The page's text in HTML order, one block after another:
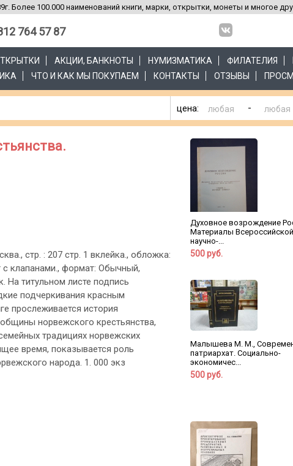
Более 100.000 наименований книги, марки, открытки, монеты и многое
764 57 87
АКЦИИ, БАНКНОТЫ НУМИЗМАТИКА ФИЛАТЕЛИЯ
ЧТО И КАК МЫ ПОКУПАЕМ КОНТАКТЫ ОТЗЫВЫ
цена: -
стр. : 207 стр. 1 вклейка., обложка:
с клапанами., формат: Обычный,
На титульном листе подпись
подчеркивания красным
прослеживается история
норвежского крестьянства,
традициях норвежских
время, показывается роль
народа. 1. 000 экз
Духовное возрождение
Материалы Всероссийской
научно-...
500 руб.
Малышева М. М.,
патриархат. Социально-
экономичес...
500 руб.